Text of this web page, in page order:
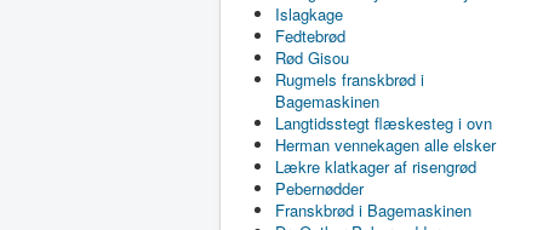
Islagkage
Fedtebrød
Rød Gisou
Rugmels franskbrød i
Bagemaskinen
Langtidsstegt flæskesteg i ovn
Herman vennekagen alle elsker
Lækre klatkager af risengrød
Pebernødder
Franskbrød i Bagemaskinen